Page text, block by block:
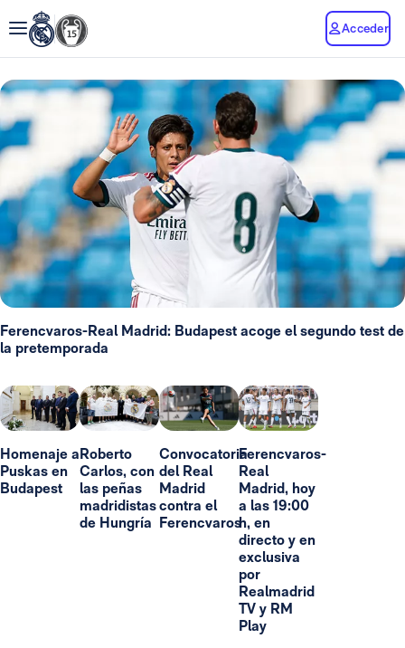
Acceder
Ferencvaros-Real Madrid: Budapest acoge el segundo test de
la pretemporada
Homenaje a
Puskas en
Budapest
Roberto
Carlos, con
las peñas
madridistas
de Hungría
Convocatoria
del Real
Madrid
contra el
Ferencvaros
Ferencvaros-
Real
Madrid, hoy
a las 19:00
h, en
directo y en
exclusiva
por
Realmadrid
TV y RM
Play